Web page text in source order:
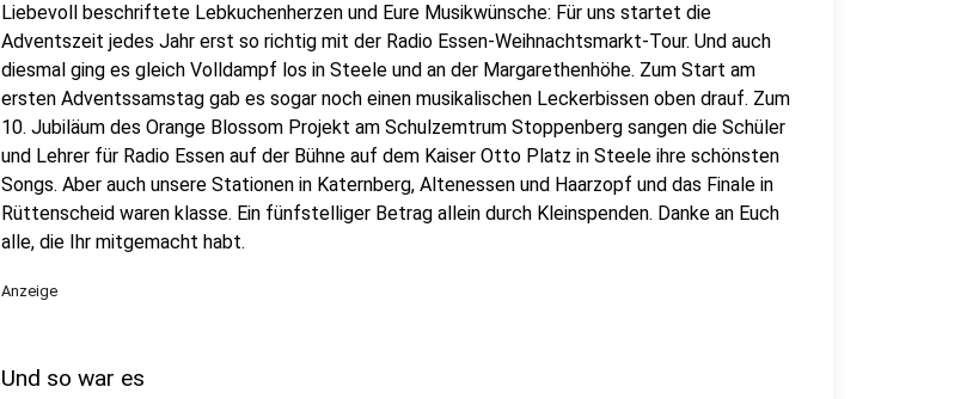
Liebevoll beschriftete Lebkuchenherzen und Eure Musikwünsche: Für uns startet die
Adventszeit jedes Jahr erst so richtig mit der Radio Essen-Weihnachtsmarkt-Tour. Und auch
diesmal ging es gleich Volldampf los in Steele und an der Margarethenhöhe. Zum Start am
ersten Adventssamstag gab es sogar noch einen musikalischen Leckerbissen oben drauf. Zum
10. Jubiläum des Orange Blossom Projekt am Schulzemtrum Stoppenberg sangen die Schüler
und Lehrer für Radio Essen auf der Bühne auf dem Kaiser Otto Platz in Steele ihre schönsten
Songs. Aber auch unsere Stationen in Katernberg, Altenessen und Haarzopf und das Finale in
Rüttenscheid waren klasse. Ein fünfstelliger Betrag allein durch Kleinspenden. Danke an Euch
alle, die Ihr mitgemacht habt.
Anzeige
Und so war es